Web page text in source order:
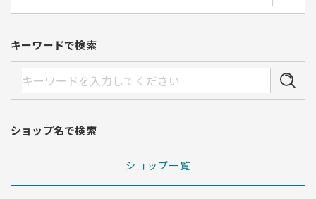
キーワードで検索
ショップ名で検索
ショップ一覧